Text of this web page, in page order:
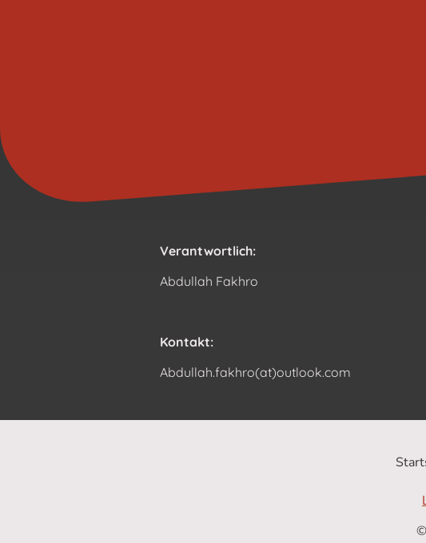
Verantwortlich:
Abdullah Fakhro
Kontakt:
Abdullah.fakhro(at)outlook.com